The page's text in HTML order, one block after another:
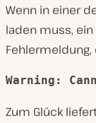
Wenn in einer
laden muss,
Warning:
Zum Glück